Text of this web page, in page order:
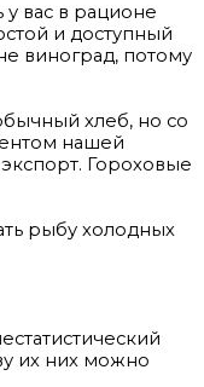
вас в рационе
и доступный
виноград, потому
хлеб, но со
нашей
Гороховые
рыбу холодных
их них можно